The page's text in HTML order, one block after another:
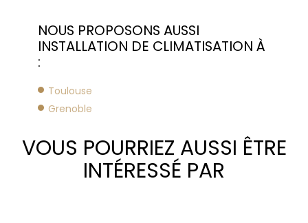
NOUS PROPOSONS AUSSI
INSTALLATION DE CLIMATISATION À
:
Toulouse
Grenoble
VOUS POURRIEZ AUSSI ÊTRE
INTÉRESSÉ PAR